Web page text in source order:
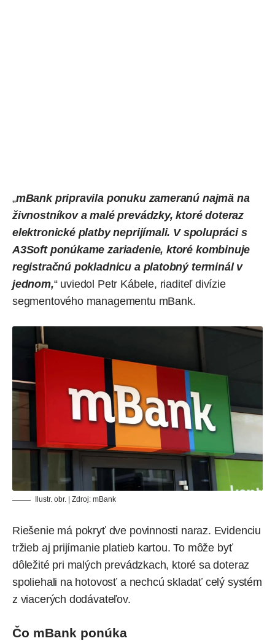
„mBank pripravila ponuku zameranú najmä na
živnostníkov a malé prevádzky, ktoré doteraz
elektronické platby neprijímali. V spolupráci s
A3Soft ponúkame zariadenie, ktoré kombinuje
registračnú pokladnicu a platobný terminál v
jednom,“ uviedol Petr Kábele, riaditeľ divízie
segmentového managementu mBank.
Ilustr. obr. | Zdroj: mBank
Riešenie má pokryť dve povinnosti naraz. Evidenciu
tržieb aj prijímanie platieb kartou. To môže byť
dôležité pri malých prevádzkach, ktoré sa doteraz
spoliehali na hotovosť a nechcú skladať celý systém
z viacerých dodávateľov.
Čo mBank ponúka